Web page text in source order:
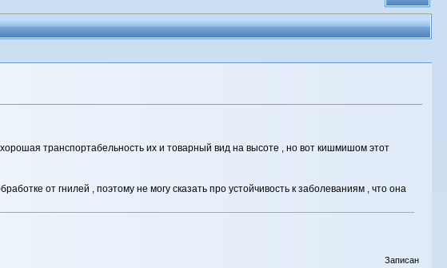
транспортабельность их и товарный вид на высоте , но вот кишмишом этот
от гнилей , поэтому не могу сказать про устойчивость к заболеваниям , что она
Записан